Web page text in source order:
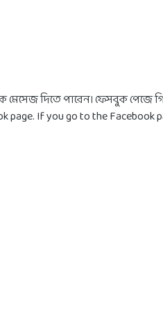
দিতে পারেন। ফেসবুক পেজে
If you go to the Facebook